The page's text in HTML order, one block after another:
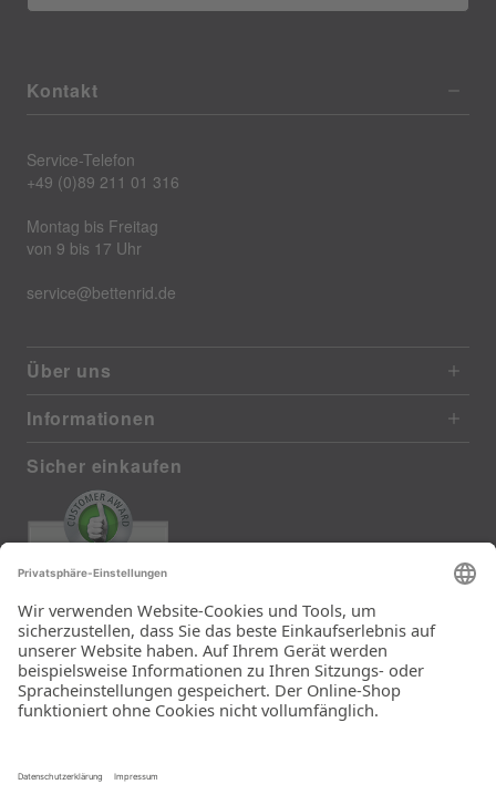
Kontakt
Service-Telefon
+49 (0)89 211 01 316
Montag bis Freitag
von 9 bis 17 Uhr
service@bettenrid.de
Über uns
Informationen
Sicher einkaufen
385 reviews from real customers
(last 12 months)
Total: 11283
Die Auswahl und die
Einfachheit der
Bestellung.